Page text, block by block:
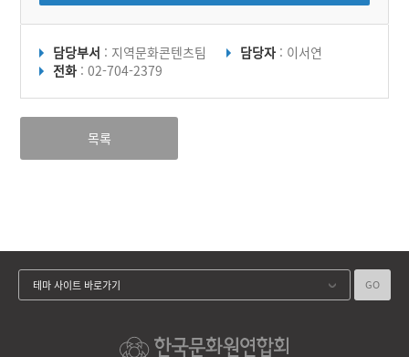
담당부서 : 지역문화콘텐츠팀 담당자 : 이서연
전화 : 02-704-2379
목록
테마 사이트 바로가기 GO